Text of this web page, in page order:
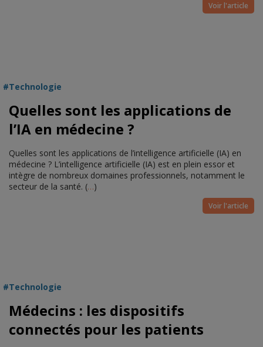
Voir l'article
Technologie
Quelles sont les applications de
l’IA en médecine ?
Quelles sont les applications de l’intelligence artificielle (IA) en
médecine ? L’intelligence artificielle (IA) est en plein essor et
intègre de nombreux domaines professionnels, notamment le
secteur de la santé. (…)
Voir l'article
Technologie
Médecins : les dispositifs
connectés pour les patients